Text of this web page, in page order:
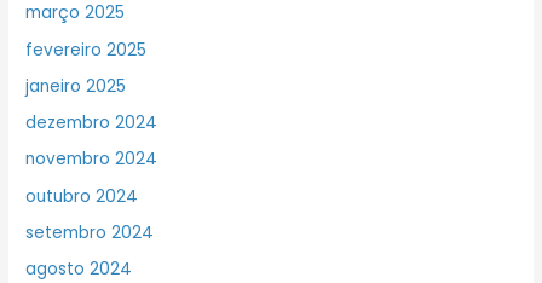
março 2025
fevereiro 2025
janeiro 2025
dezembro 2024
novembro 2024
outubro 2024
setembro 2024
agosto 2024